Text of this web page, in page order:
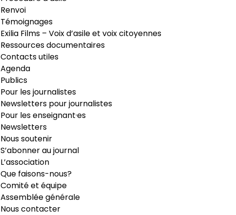
Renvoi
Témoignages
Exilia Films – Voix d’asile et voix citoyennes
Ressources documentaires
Contacts utiles
Agenda
Publics
Pour les journalistes
Newsletters pour journalistes
Pour les enseignant·es
Newsletters
Nous soutenir
S’abonner au journal
L’association
Que faisons-nous?
Comité et équipe
Assemblée générale
Nous contacter